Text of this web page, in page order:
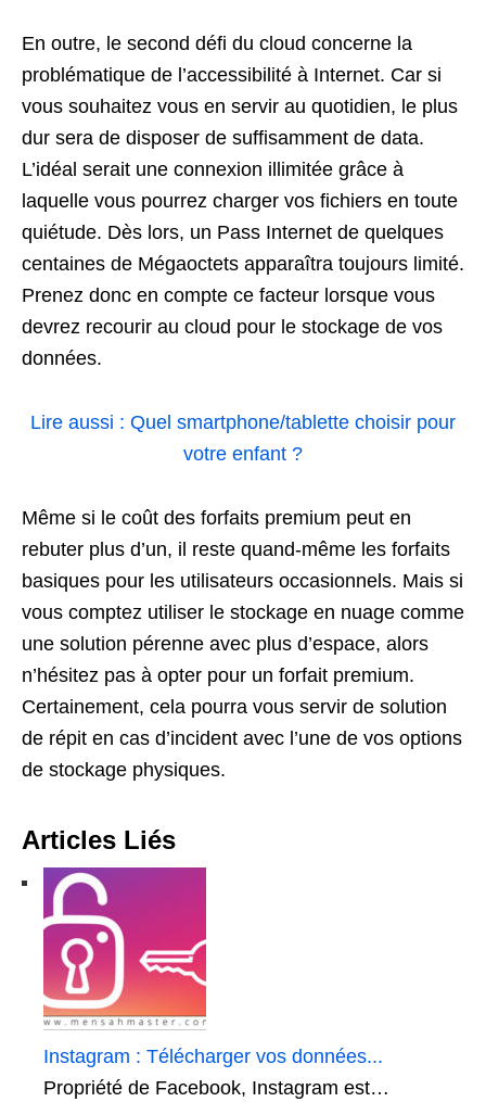
En outre, le second défi du cloud concerne la
problématique de l’accessibilité à Internet. Car si
vous souhaitez vous en servir au quotidien, le plus
dur sera de disposer de suffisamment de data.
L’idéal serait une connexion illimitée grâce à
laquelle vous pourrez charger vos fichiers en toute
quiétude. Dès lors, un Pass Internet de quelques
centaines de Mégaoctets apparaîtra toujours limité.
Prenez donc en compte ce facteur lorsque vous
devrez recourir au cloud pour le stockage de vos
données.
Lire aussi : Quel smartphone/tablette choisir pour
votre enfant ?
Même si le coût des forfaits premium peut en
rebuter plus d’un, il reste quand-même les forfaits
basiques pour les utilisateurs occasionnels. Mais si
vous comptez utiliser le stockage en nuage comme
une solution pérenne avec plus d’espace, alors
n’hésitez pas à opter pour un forfait premium.
Certainement, cela pourra vous servir de solution
de répit en cas d’incident avec l’une de vos options
de stockage physiques.
Articles Liés
Instagram : Télécharger vos données...
Propriété de Facebook, Instagram est…